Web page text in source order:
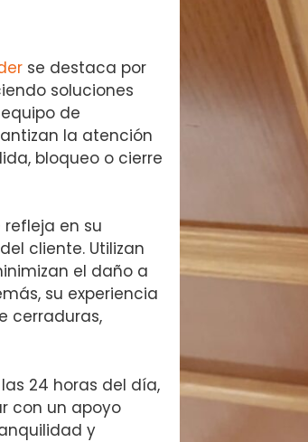
se destaca por
soluciones
de
la atención
bloqueo o cierre
refleja en su
cliente. Utilizan
el daño a
su experiencia
cerraduras,
24 horas del día,
con un apoyo
y